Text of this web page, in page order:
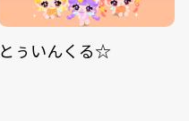
とぅいんくる☆